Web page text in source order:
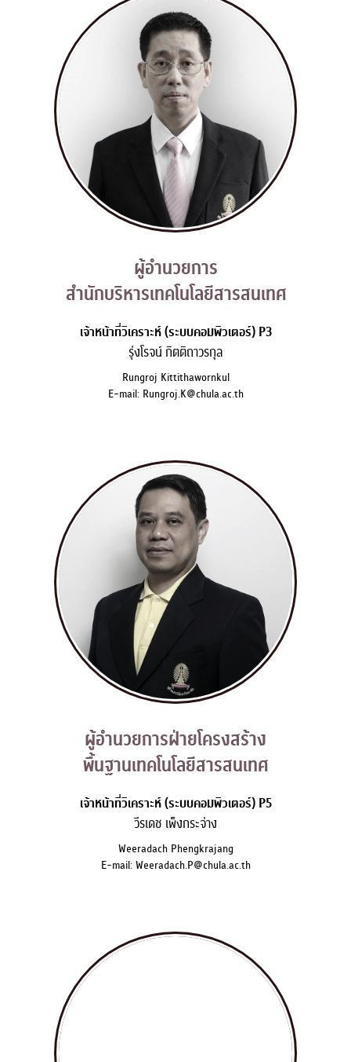
ผู้อำนวยการ
สำนักบริหารเทคโนโลยีสารสนเทศ
เจ้าหน้าที่วิเคราะห์ (ระบบคอมพิวเตอร์) P3
รุ่งโรจน์ กิตติถาวรกุล
Rungroj Kittithawornkul
E-mail: Rungroj.K@chula.ac.th
ผู้อำนวยการฝ่ายโครงสร้าง
พื้นฐานเทคโนโลยีสารสนเทศ
เจ้าหน้าที่วิเคราะห์ (ระบบคอมพิวเตอร์) P5
วีรเดช เพ็งกระจ่าง
Weeradach Phengkrajang
E-mail: Weeradach.P@chula.ac.th